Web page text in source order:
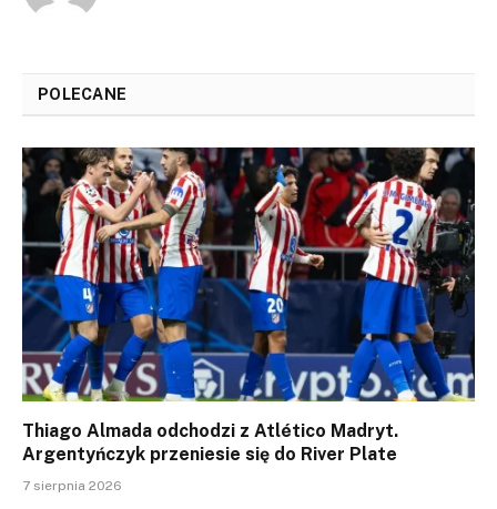
POLECANE
Thiago Almada odchodzi z Atlético Madryt.
Argentyńczyk przeniesie się do River Plate
7 sierpnia 2026